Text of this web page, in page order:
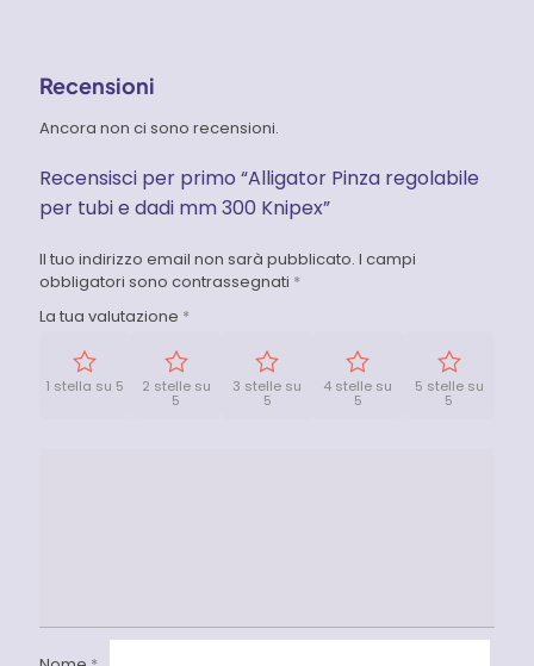
Recensioni
Ancora non ci sono recensioni.
Recensisci per primo “Alligator Pinza regolabile
per tubi e dadi mm 300 Knipex”
Il tuo indirizzo email non sarà pubblicato. I campi
obbligatori sono contrassegnati *
La tua valutazione *
1 stella su 5 2 stelle su
5
3 stelle su
5
4 stelle su
5
5 stelle su
5